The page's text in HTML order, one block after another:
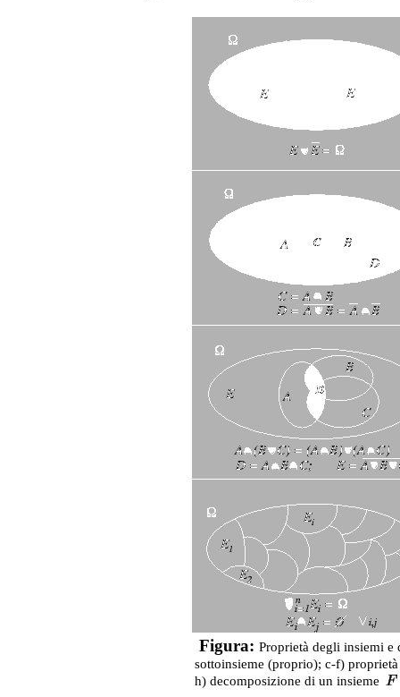
Figura: Proprietà degli insiemi e
sottoinsieme (proprio); c-f)
h) decomposizione di un insieme